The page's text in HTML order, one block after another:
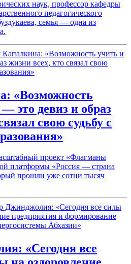
наук, профессор кафедры
педагогического
семья — одна из
«Возможность
это девиз и образ
свою судьбу с
проект «Флагманы
платформы «Россия — страна
прошли уже сотни тысяч
«Сегодня все